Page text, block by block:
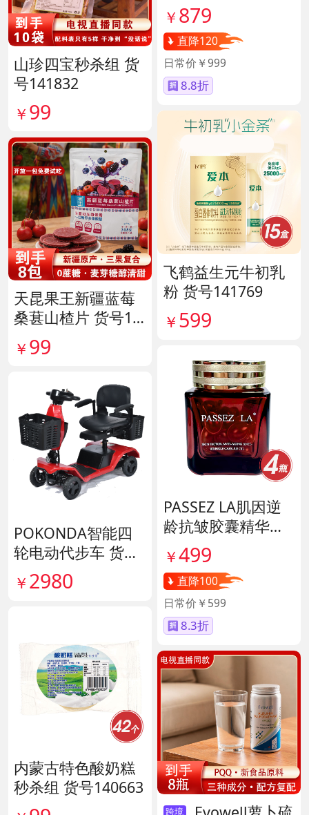
山珍四宝秒杀组 货
号141832
￥ 99
天昆果王新疆蓝莓
桑葚山楂片 货号14
1817
￥ 99
POKONDA智能四
轮电动代步车 货号
138856
￥ 2980
内蒙古特色酸奶糕
秒杀组 货号140663
￥ 879
直降120
日常价￥999
8.8折
飞鹤益生元牛初乳
粉 货号141769
￥ 599
PASSEZ LA肌因逆
龄抗皱胶囊精华油
货号139887
￥499
直降100
日常价￥599
8.3折
跨境